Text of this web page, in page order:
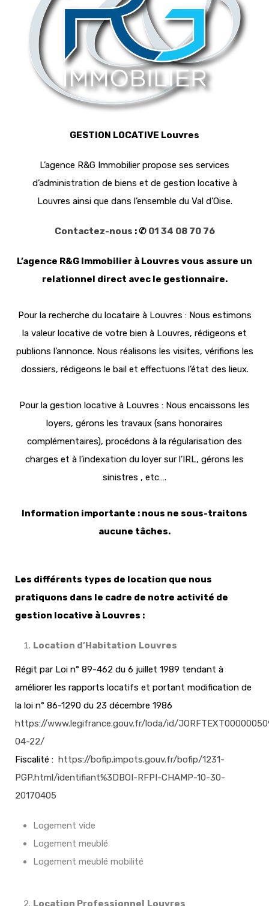
GESTION LOCATIVE Louvres
L’agence R&G Immobilier propose ses services
d’administration de biens et de gestion locative à
Louvres ainsi que dans l’ensemble du Val d’Oise.
Contactez-nous : ✆ 01 34 08 70 76
L’agence R&G Immobilier à Louvres vous assure un
relationnel direct avec le gestionnaire.
Pour la recherche du locataire à Louvres : Nous estimons
la valeur locative de votre bien à Louvres, rédigeons et
publions l’annonce. Nous réalisons les visites, vérifions les
dossiers, rédigeons le bail et effectuons l’état des lieux.
Pour la gestion locative à Louvres : Nous encaissons les
loyers, gérons les travaux (sans honoraires
complémentaires), procédons à la régularisation des
charges et à l’indexation du loyer sur l’IRL, gérons les
sinistres , etc….
Information importante : nous ne sous-traitons
aucune tâches.
Les différents types de location que nous
pratiquons dans le cadre de notre activité de
gestion locative à Louvres :
Location d’Habitation Louvres
Régit par Loi n° 89-462 du 6 juillet 1989 tendant à
améliorer les rapports locatifs et portant modification de
la loi n° 86-1290 du 23 décembre 1986
https://www.legifrance.gouv.fr/loda/id/
04-22/
Fiscalité : https://bofip.impots.gouv.fr/bofip/1231-
PGP.html/identifiant%3DBOI-RFPI-CHAMP-10-30-
20170405
Logement vide
Logement meublé
Logement meublé mobilité